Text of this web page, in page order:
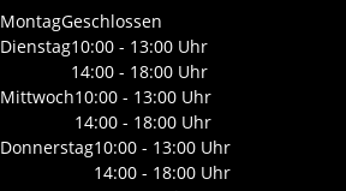
MontagGeschlossen
Dienstag10:00 - 13:00 Uhr
14:00 - 18:00 Uhr
Mittwoch10:00 - 13:00 Uhr
14:00 - 18:00 Uhr
Donnerstag10:00 - 13:00 Uhr
14:00 - 18:00 Uhr